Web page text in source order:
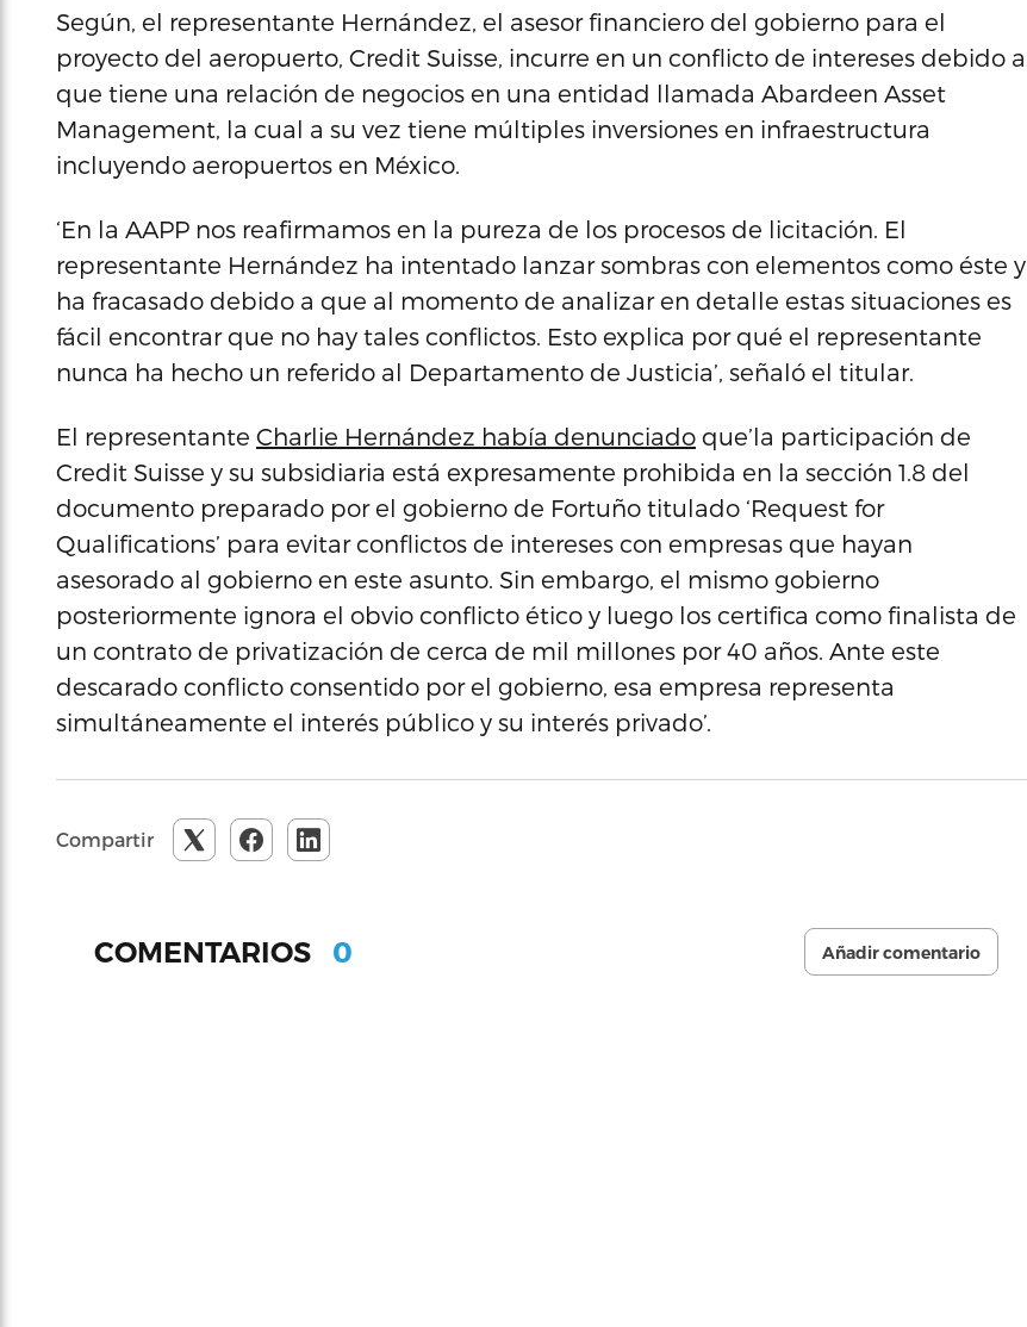
Según, el representante Hernández, el asesor financiero del gobierno para el
proyecto del aeropuerto, Credit Suisse, incurre en un conflicto de intereses debido a
que tiene una relación de negocios en una entidad llamada Abardeen Asset
Management, la cual a su vez tiene múltiples inversiones en infraestructura
incluyendo aeropuertos en México.
‘En la AAPP nos reafirmamos en la pureza de los procesos de licitación. El
representante Hernández ha intentado lanzar sombras con elementos como éste y
ha fracasado debido a que al momento de analizar en detalle estas situaciones es
fácil encontrar que no hay tales conflictos. Esto explica por qué el representante
nunca ha hecho un referido al Departamento de Justicia’, señaló el titular.
El representante Charlie Hernández había denunciado que’la participación de
Credit Suisse y su subsidiaria está expresamente prohibida en la sección 1.8 del
documento preparado por el gobierno de Fortuño titulado ‘Request for
Qualifications’ para evitar conflictos de intereses con empresas que hayan
asesorado al gobierno en este asunto. Sin embargo, el mismo gobierno
posteriormente ignora el obvio conflicto ético y luego los certifica como finalista de
un contrato de privatización de cerca de mil millones por 40 años. Ante este
descarado conflicto consentido por el gobierno, esa empresa representa
simultáneamente el interés público y su interés privado’.
Compartir
COMENTARIOS 0 Añadir comentario